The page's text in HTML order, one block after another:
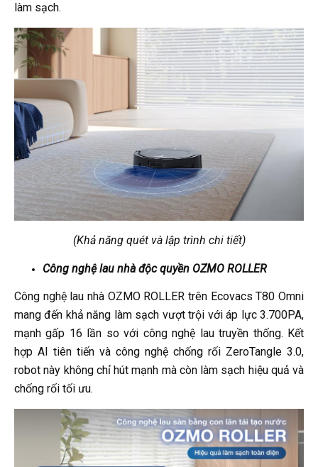
làm sạch.
(Khả năng quét và lập trình chi tiết)
Công nghệ lau nhà độc quyền OZMO ROLLER
Công nghệ lau nhà OZMO ROLLER trên Ecovacs T80 Omni
mang đến khả năng làm sạch vượt trội với áp lực 3.700PA,
mạnh gấp 16 lần so với công nghệ lau truyền thống. Kết
hợp AI tiên tiến và công nghệ chống rối ZeroTangle 3.0,
robot này không chỉ hút mạnh mà còn làm sạch hiệu quả và
chống rối tối ưu.